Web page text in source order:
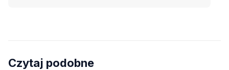
Czytaj podobne